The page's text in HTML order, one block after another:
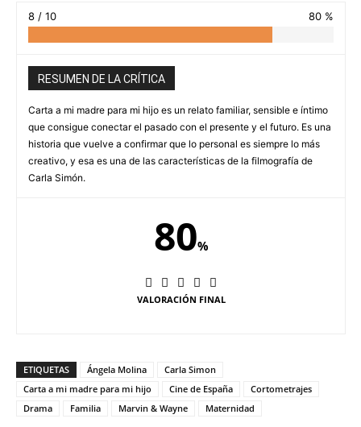
8 / 10 80 %
RESUMEN DE LA CRÍTICA
Carta a mi madre para mi hijo es un relato familiar, sensible e íntimo
que consigue conectar el pasado con el presente y el futuro. Es una
historia que vuelve a confirmar que lo personal es siempre lo más
creativo, y esa es una de las características de la filmografía de
Carla Simón.
80%
VALORACIÓN FINAL
ETIQUETAS Ángela Molina
Carla Simon
Carta a mi madre para mi hijo
Cine de España
Cortometrajes
Drama
Familia Marvin & Wayne Maternidad